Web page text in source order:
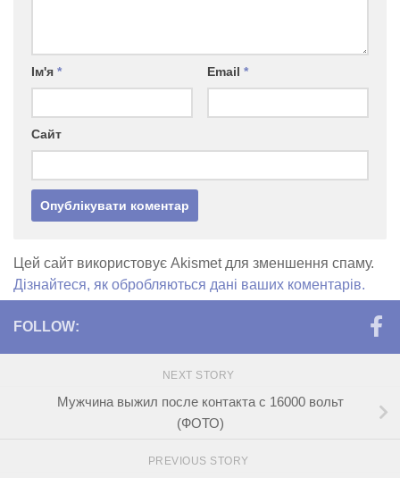
Ім'я * Email *
Сайт
Цей сайт використовує Akismet для зменшення спаму.
Дізнайтеся, як обробляються дані ваших коментарів.
FOLLOW:
NEXT STORY
Мужчина выжил после контакта с 16000 вольт
(ФОТО)
PREVIOUS STORY